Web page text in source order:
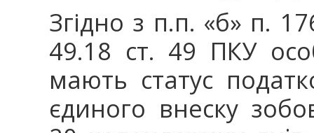
Згідно з п.п. «б» п.
49.18 ст. 49 ПКУ
мають статус
єдиного внеску